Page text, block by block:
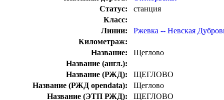
Статус:
станция
Класс:
Линии:
Ржевка -- Невская
Километраж:
Название:
Щеглово
Название (англ.):
Название (РЖД):
ЩЕГЛОВО
Название (РЖД opendata):
Щеглово
Название (ЭТП РЖД):
ЩЕГЛОВО